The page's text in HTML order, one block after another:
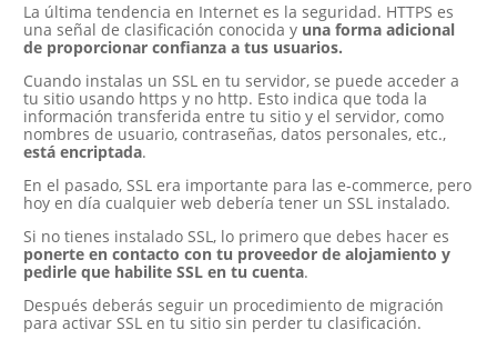
La última tendencia en Internet es la seguridad. HTTPS es
una señal de clasificación conocida y una forma adicional
de proporcionar confianza a tus usuarios.
Cuando instalas un SSL en tu servidor, se puede acceder a
tu sitio usando https y no http. Esto indica que toda la
información transferida entre tu sitio y el servidor, como
nombres de usuario, contraseñas, datos personales, etc.,
está encriptada.
En el pasado, SSL era importante para las e-commerce, pero
hoy en día cualquier web debería tener un SSL instalado.
Si no tienes instalado SSL, lo primero que debes hacer es
ponerte en contacto con tu proveedor de alojamiento y
pedirle que habilite SSL en tu cuenta.
Después deberás seguir un procedimiento de migración
para activar SSL en tu sitio sin perder tu clasificación.